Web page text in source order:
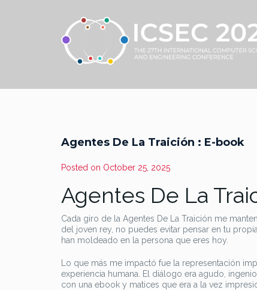
Agentes De La Traición : E-book
Posted on October 25, 2025
Agentes De La
Cada giro de la Agentes De La Traición me
del joven rey, no puedes evitar pensar en tu
han moldeado en la persona que eres hoy.
Lo que más me impactó fue la representación
experiencia humana. El diálogo era agudo,
con una ebook y matices que era a la vez